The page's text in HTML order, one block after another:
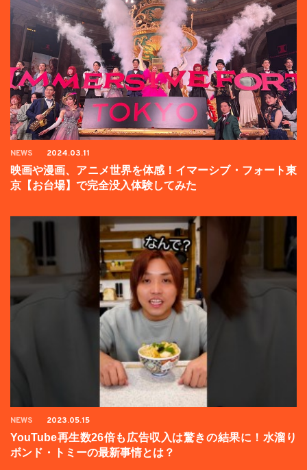
NEWS 2024.03.11
映画や漫画、アニメ世界を体感！イマーシブ・フォート東
京【お台場】で完全没入体験してみた
NEWS 2023.05.15
YouTube再生数26倍も広告収入は驚きの結果に！水溜り
ボンド・トミーの最新事情とは？